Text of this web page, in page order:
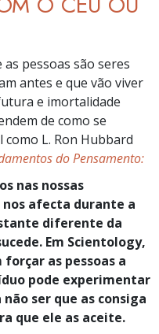
pessoas são seres
antes e que vão viver
e imortalidade
de como se
L. Ron Hubbard
do Pensamento:
nas nossas
afecta durante a
diferente da
Em Scientology,
as pessoas a
pode experimentar
ser que as consiga
que ele as aceite.